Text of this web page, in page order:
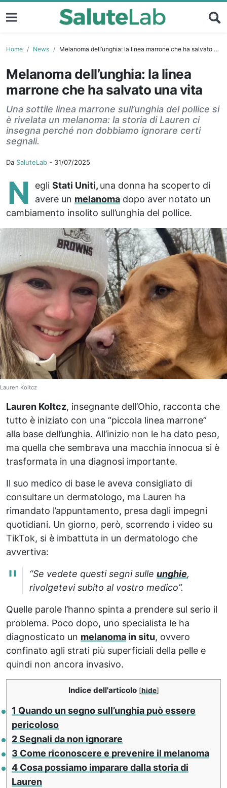
Home News Melanoma dell’unghia: la linea marrone che ha salvato una vita
Melanoma dell’unghia: la linea
marrone che ha salvato una vita
Una sottile linea marrone sull’unghia del pollice si
è rivelata un melanoma: la storia di Lauren ci
insegna perché non dobbiamo ignorare certi
segnali.
Da SaluteLab - 31/07/2025
N egli Stati Uniti, una donna ha scoperto di
avere un melanoma dopo aver notato un
cambiamento insolito sull’unghia del pollice.
Lauren Koltcz
Lauren Koltcz, insegnante dell’Ohio, racconta che
tutto è iniziato con una “piccola linea marrone”
alla base dell’unghia. All’inizio non le ha dato peso,
ma quella che sembrava una macchia innocua si è
trasformata in una diagnosi importante.
Il suo medico di base le aveva consigliato di
consultare un dermatologo, ma Lauren ha
rimandato l’appuntamento, presa dagli impegni
quotidiani. Un giorno, però, scorrendo i video su
TikTok, si è imbattuta in un dermatologo che
avvertiva:
“Se vedete questi segni sulle unghie,
rivolgetevi subito al vostro medico”.
Quelle parole l’hanno spinta a prendere sul serio il
problema. Poco dopo, uno specialista le ha
diagnosticato un melanoma in situ, ovvero
confinato agli strati più superficiali della pelle e
quindi non ancora invasivo.
Indice dell'articolo [hide]
1 Quando un segno sull’unghia può essere
pericoloso
2Segnali da non ignorare
3 Come riconoscere e prevenire il melanoma
4 Cosa possiamo imparare dalla storia di
Lauren